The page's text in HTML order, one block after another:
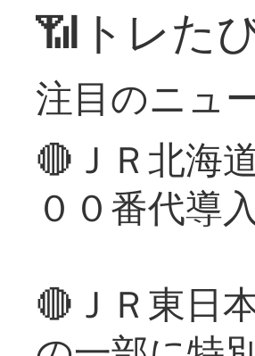
📶トレた
注目のニュ
🔴ＪＲ北海
００番代導
🔴ＪＲ東日